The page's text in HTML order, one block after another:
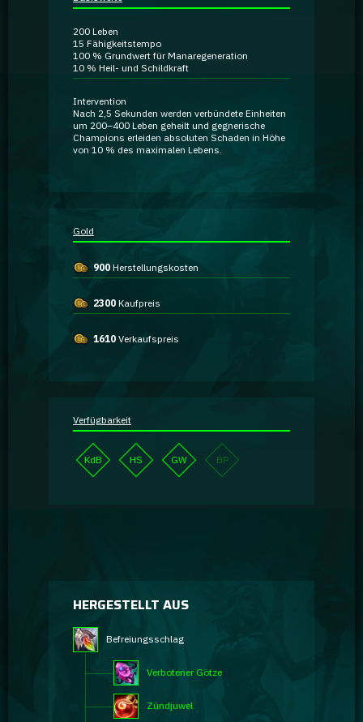
GA Coachie Chat
200 Leben
15 Fähigkeitstempo
100 % Grundwert für Manaregeneration
10 % Heil- und Schildkraft
Intervention
Nach 2,5 Sekunden werden verbündete Einheiten
um 200–400 Leben geheilt und gegnerische
Champions erleiden absoluten Schaden in Höhe
von 10 % des maximalen Lebens.
Gold
900 Herstellungskosten
2300 Kaufpreis
1610 Verkaufspreis
Verfügbarkeit
KdB HS GW BP
HERGESTELLT AUS
Befreiungsschlag
Verbotener Götze
Zündjuwel